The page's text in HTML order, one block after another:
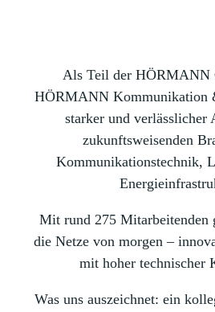
Als Teil der HÖRMANN
HÖRMANN Kommunikation
starker und verlässlicher
zukunftsweisenden
Kommunikationstechnik,
Mit rund 275 Mitarbeitenden
die Netze von morgen –
mit hoher technischer
Was uns auszeichnet: ein